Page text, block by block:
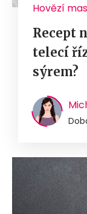
Hovězí
Recept
telecí
sýrem?